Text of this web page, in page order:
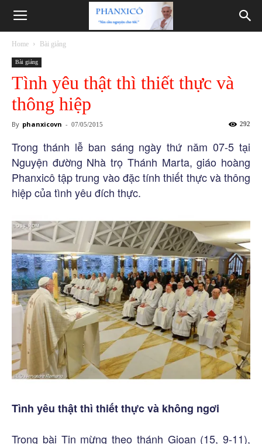
Phanxicô
Home Bài giảng
Bài giảng
Tình yêu thật thì thiết thực và
thông hiệp
By phanxicovn - 07/05/2015 292
Trong thánh lễ ban sáng ngày thứ năm 07-5 tại
Nguyện đường Nhà trọ Thánh Marta, giáo hoàng
Phanxicô tập trung vào đặc tính thiết thực và thông
hiệp của tình yêu đích thực.
Tình yêu thật thì thiết thực và không ngơi
Trong bài Tin mừng theo thánh Gioan (15, 9-11),